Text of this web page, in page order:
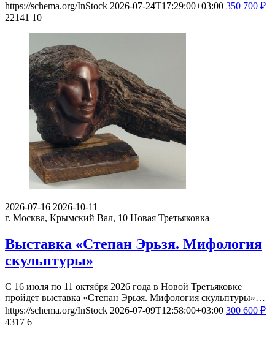
https://schema.org/InStock 2026-07-24T17:29:00+03:00 350 700 ₽
22141 10
2026-07-16 2026-10-11
г. Москва, Крымский Вал, 10 Новая Третьяковка
Выставка «Степан Эрьзя. Мифология
скульптуры»
С 16 июля по 11 октября 2026 года в Новой Третьяковке
пройдет выставка «Степан Эрьзя. Мифология скульптуры»…
https://schema.org/InStock 2026-07-09T12:58:00+03:00 300 600 ₽
4317 6